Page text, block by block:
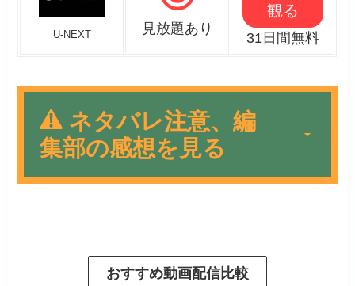
U-NEXT 見放題あり
観る
31日間無料
ネタバレ注意、編
集部の感想を見る
てしまった主人公・ヒカル
が、佐為の望みを叶える為に
おすすめ動画配信比較